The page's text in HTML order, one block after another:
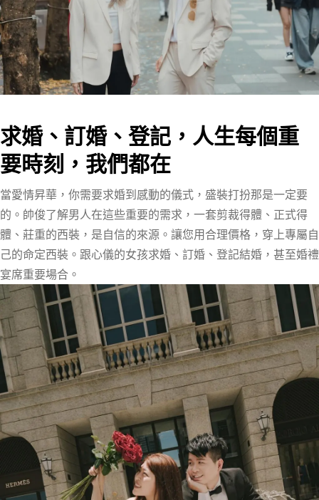
求婚、訂婚、登記，人生每個重
要時刻，我們都在
當愛情昇華，你需要求婚到感動的儀式，盛裝打扮那是一定要
的。帥俊了解男人在這些重要的需求，一套剪裁得體、正式得
體、莊重的西裝，是自信的來源。讓您用合理價格，穿上專屬自
己的命定西裝。跟心儀的女孩求婚、訂婚、登記結婚，甚至婚禮
宴席重要場合。